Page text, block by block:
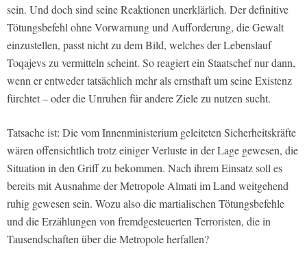
sein. Und doch sind seine Reaktionen unerklärlich. Der definitive
Tötungsbefehl ohne Vorwarnung und Aufforderung, die Gewalt
einzustellen, passt nicht zu dem Bild, welches der Lebenslauf
Toqajevs zu vermitteln scheint. So reagiert ein Staatschef nur dann,
wenn er entweder tatsächlich mehr als ernsthaft um seine Existenz
fürchtet – oder die Unruhen für andere Ziele zu nutzen sucht.
Tatsache ist: Die vom Innenministerium geleiteten Sicherheitskräfte
wären offensichtlich trotz einiger Verluste in der Lage gewesen, die
Situation in den Griff zu bekommen. Nach ihrem Einsatz soll es
bereits mit Ausnahme der Metropole Almati im Land weitgehend
ruhig gewesen sein. Wozu also die martialischen Tötungsbefehle
und die Erzählungen von fremdgesteuerten Terroristen, die in
Tausendschaften über die Metropole herfallen?